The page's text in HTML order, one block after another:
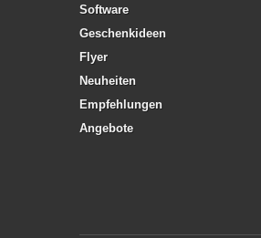
Software
Geschenkideen
Flyer
Neuheiten
Empfehlungen
Angebote